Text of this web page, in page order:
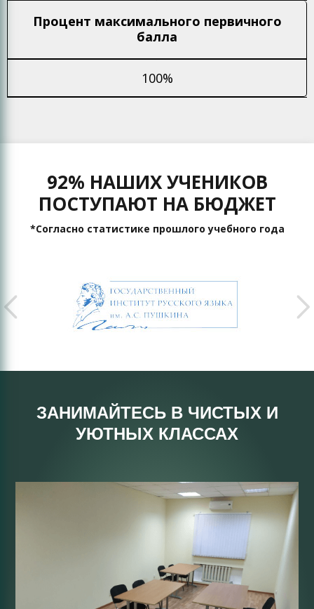
Процент максимального первичного
балла
100%
92% НАШИХ УЧЕНИКОВ
ПОСТУПАЮТ НА БЮДЖЕТ
*Согласно статистике прошлого учебного года
ЗАНИМАЙТЕСЬ В ЧИСТЫХ И
УЮТНЫХ КЛАССАХ